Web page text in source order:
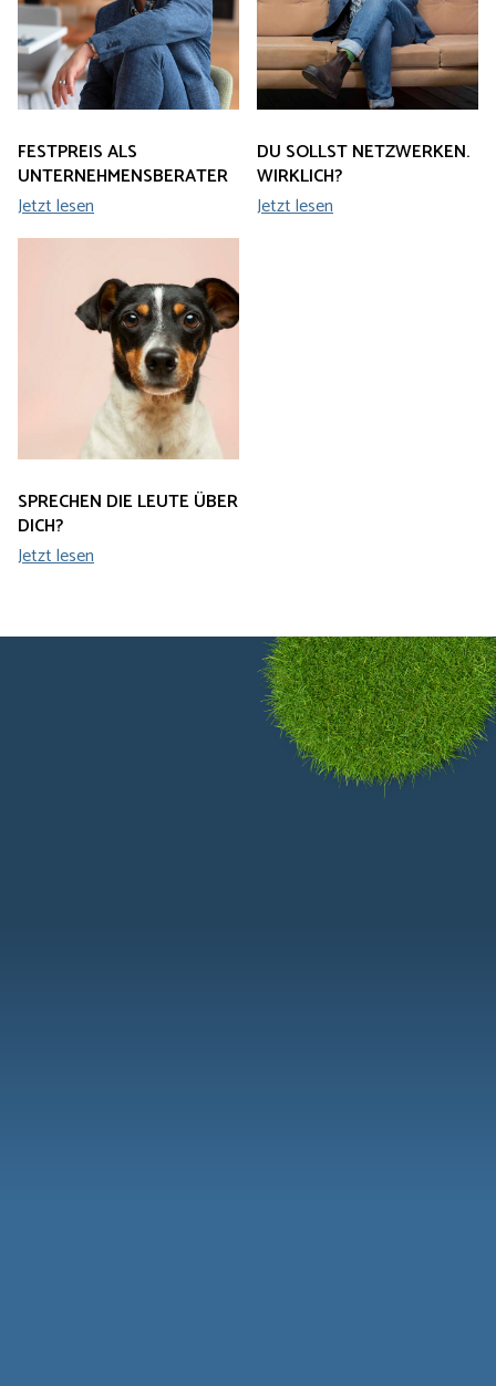
FESTPREIS ALS
UNTERNEHMENSBERATER
Jetzt lesen
DU SOLLST NETZWERKEN.
WIRKLICH?
Jetzt lesen
SPRECHEN DIE LEUTE ÜBER
DICH?
Jetzt lesen